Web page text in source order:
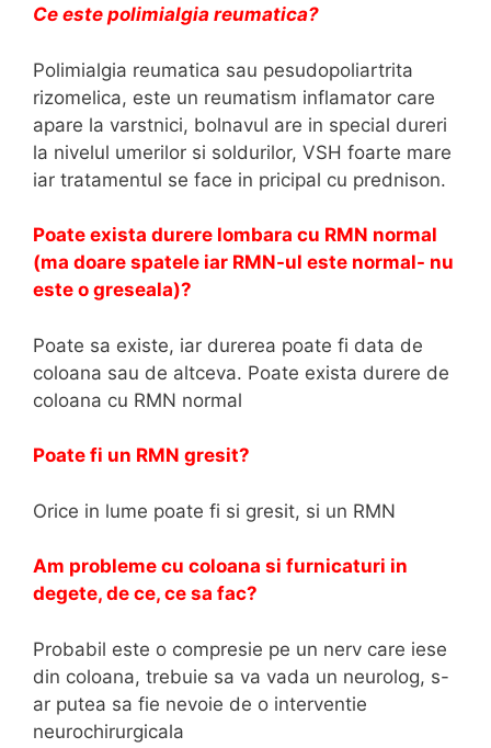
Ce este polimialgia reumatica?
Polimialgia reumatica sau pesudopoliartrita
rizomelica, este un reumatism inflamator care
apare la varstnici, bolnavul are in special dureri
la nivelul umerilor si soldurilor, VSH foarte mare
iar tratamentul se face in pricipal cu prednison.
Poate exista durere lombara cu RMN normal
(ma doare spatele iar RMN-ul este normal- nu
este o greseala)?
Poate sa existe, iar durerea poate fi data de
coloana sau de altceva. Poate exista durere de
coloana cu RMN normal
Poate fi un RMN gresit?
Orice in lume poate fi si gresit, si un RMN
Am probleme cu coloana si furnicaturi in
degete, de ce, ce sa fac?
Probabil este o compresie pe un nerv care iese
din coloana, trebuie sa va vada un neurolog, s-
ar putea sa fie nevoie de o interventie
neurochirurgicala